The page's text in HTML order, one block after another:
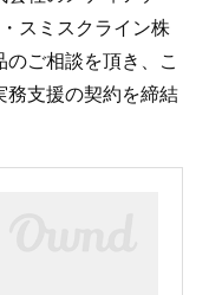
スミスクライン株
ご相談を頂き、こ
支援の契約を締結